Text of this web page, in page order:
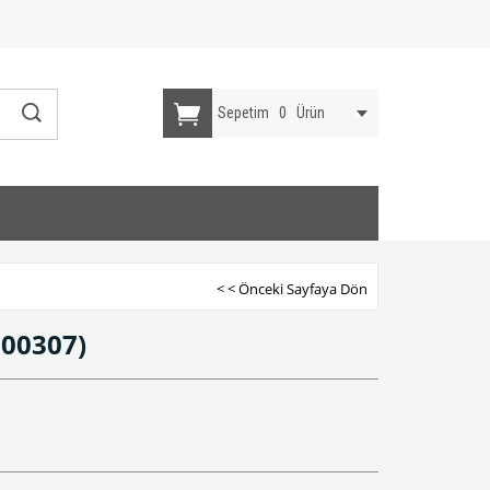
Sepetim 0 Ürün
< < Önceki Sayfaya Dön